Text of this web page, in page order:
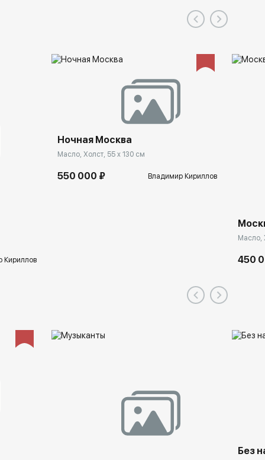
Кириллов
Ночная Москва
Масло, Холст, 55 x 130 см
550 000 ₽ Владимир Кириллов
Масло,
450
Без